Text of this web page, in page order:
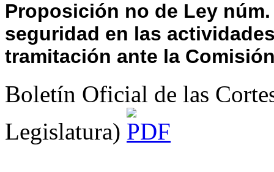
Proposición no de Ley
seguridad en las
tramitación ante la
Boletín Oficial de las
Legislatura)